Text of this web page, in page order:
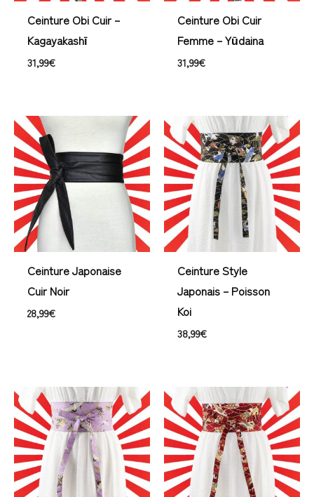
Ceinture Obi Cuir –
Kagayakashī
31,99€
Ceinture Obi Cuir
Femme – Yūdaina
31,99€
Ceinture Japonaise
Cuir Noir
28,99€
Ceinture Style
Japonais – Poisson
Koi
38,99€